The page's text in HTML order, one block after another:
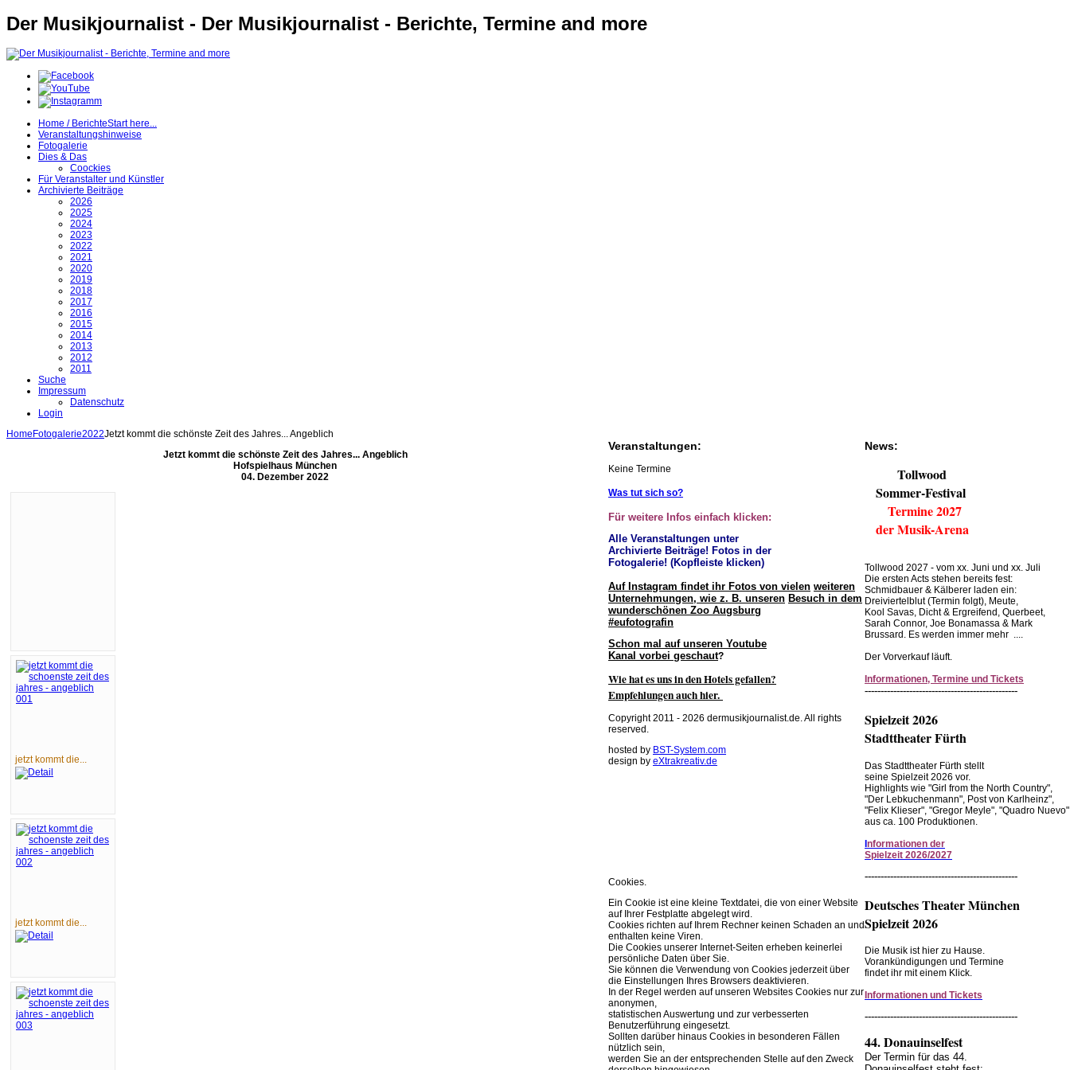
Der Musikjournalist - Der Musikjournalist - Berichte, Termine and more
Home / BerichteStart here...
Veranstaltungshinweise
Fotogalerie
Dies & Das
Coockies
Für Veranstalter und Künstler
Archivierte Beiträge
2026
2025
2024
2023
2022
2021
2020
2019
2018
2017
2016
2015
2014
2013
2012
2011
Suche
Impressum
Datenschutz
Login
Home Fotogalerie2022Jetzt kommt die schönste Zeit des Jahres... Angeblich
Jetzt kommt die schönste Zeit des Jahres... Angeblich
Hofspielhaus München
04. Dezember 2022
jetzt kommt die...
jetzt kommt die...
Veranstaltungen:
Keine Termine
Was tut sich so?
Für weitere Infos einfach klicken:
Alle Veranstaltungen unter
Archivierte Beiträge! Fotos in der
Fotogalerie! (Kopfleiste klicken)
Auf Instagram findet ihr Fotos von vielen weiteren
Unternehmungen, wie z. B. unseren Besuch in dem
wunderschönen Zoo Augsburg
#eufotografin
Schon mal auf unseren Youtube
Kanal vorbei geschaut?
Wie hat es uns in den Hotels gefallen?
Empfehlungen auch hier.
News:
Tollwood
Sommer-Festival
Termine 2027
der Musik-Arena
Tollwood 2027 - vom xx. Juni und xx. Juli
Die ersten Acts stehen bereits fest:
Schmidbauer & Kälberer laden ein:
Dreiviertelblut (Termin folgt), Meute,
Kool Savas, Dicht & Ergreifend, Querbeet,
Sarah Connor, Joe Bonamassa & Mark
Brussard. Es werden immer mehr ....
Der Vorverkauf läuft.
Informationen, Termine und Tickets
------------------------------------------------
Spielzeit 2026
Stadttheater Fürth
Das Stadttheater Fürth stellt
seine Spielzeit 2026 vor.
Highlights wie "Girl from the North Country",
"Der Lebkuchenmann", Post von Karlheinz",
"Felix Klieser", "Gregor Meyle", "Quadro Nuevo"
aus ca. 100 Produktionen.
Informationen der
Spielzeit 2026/2027
------------------------------------------------
Deutsches Theater München
Spielzeit 2026
Die Musik ist hier zu Hause.
Vorankündigungen und Termine
findet ihr mit einem Klick.
Informationen und Tickets
------------------------------------------------
44. Donauinselfest
Der Termin für das 44.
Copyright 2011 - 2026 dermusikjournalist.de. All rights
reserved.
hosted by BST-System.com
design by eXtrakreativ.de
Cookies.
Ein Cookie ist eine kleine Textdatei, die von einer Website
auf Ihrer Festplatte abgelegt wird.
Cookies richten auf Ihrem Rechner keinen Schaden an und
enthalten keine Viren.
Die Cookies unserer Internet-Seiten erheben keinerlei
persönliche Daten über Sie.
Sie können die Verwendung von Cookies jederzeit über
die Einstellungen Ihres Browsers deaktivieren.
In der Regel werden auf unseren Websites Cookies nur zur
anonymen,
statistischen Auswertung und zur verbesserten
Benutzerführung eingesetzt.
Sollten darüber hinaus Cookies in besonderen Fällen
nützlich sein,
werden Sie an der entsprechenden Stelle auf den Zweck